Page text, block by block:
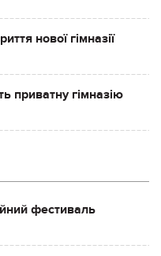
нової гімназії
приватну гімназію
фестиваль